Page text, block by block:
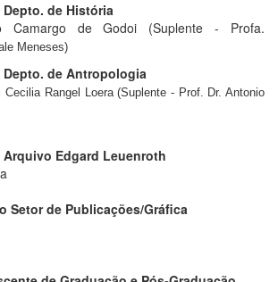
de História
Camargo de Godoi (Suplente - Profa.
Meneses)
de Antropologia
Cecilia Rangel Loera (Suplente - Prof. Dr. Antonio
Edgard Leuenroth
Setor de Publicações/Gráfica